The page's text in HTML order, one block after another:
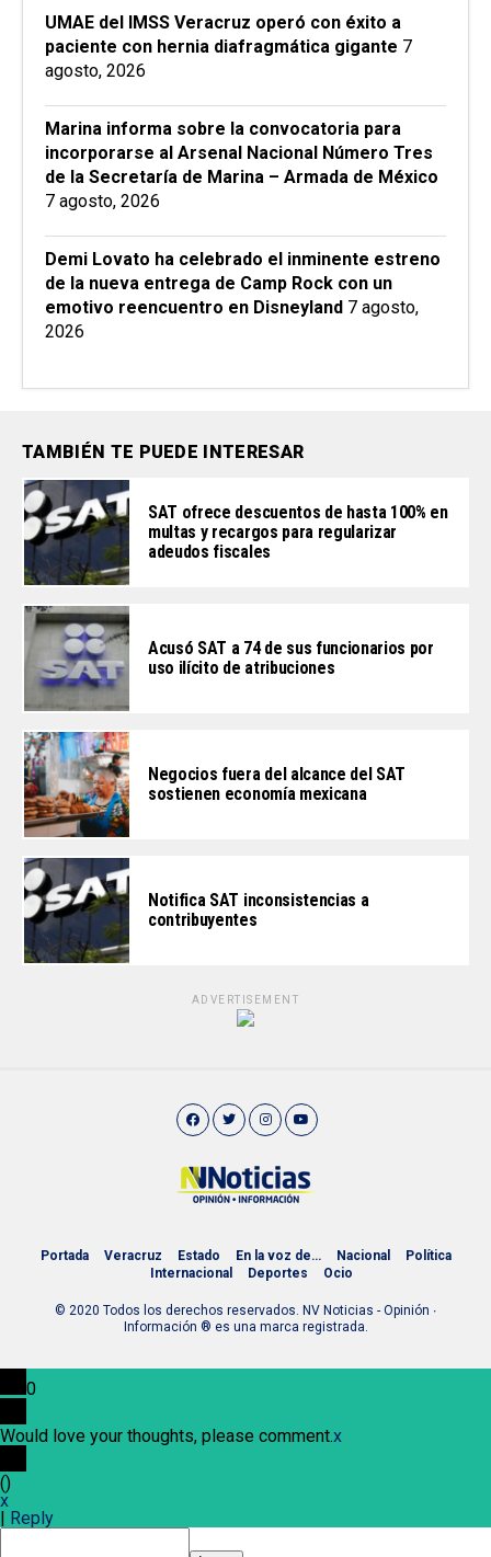
UMAE del IMSS Veracruz operó con éxito a
paciente con hernia diafragmática gigante 7
agosto, 2026
Marina informa sobre la convocatoria para
incorporarse al Arsenal Nacional Número Tres
de la Secretaría de Marina – Armada de México
7 agosto, 2026
Demi Lovato ha celebrado el inminente estreno
de la nueva entrega de Camp Rock con un
emotivo reencuentro en Disneyland 7 agosto,
2026
TAMBIÉN TE PUEDE INTERESAR
SAT ofrece descuentos de hasta 100% en
multas y recargos para regularizar
adeudos fiscales
Acusó SAT a 74 de sus funcionarios por
uso ilícito de atribuciones
Negocios fuera del alcance del SAT
sostienen economía mexicana
Notifica SAT inconsistencias a
contribuyentes
ADVERTISEMENT
Portada Veracruz Estado En la voz de… Nacional
Política
Internacional
Deportes Ocio
© 2020 Todos los derechos reservados. NV Noticias - Opinión ∙
Información ® es una marca registrada.
0
Would love your thoughts, please comment.x
()
x
Reply